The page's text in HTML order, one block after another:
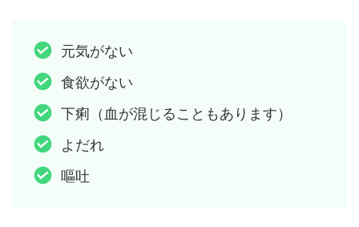
元気がない
食欲がない
下痢（血が混じることもあります）
よだれ
嘔吐